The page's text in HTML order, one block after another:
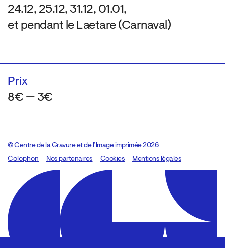
24.12, 25.12, 31.12, 01.01,
et pendant le Laetare (Carnaval)
Prix
8€ — 3€
© Centre de la Gravure et de l’Image imprimée 2026
Colophon
Design:Marcel Kaczmarek, code:8080.studio
Nos partenaires Cookies Mentions légales